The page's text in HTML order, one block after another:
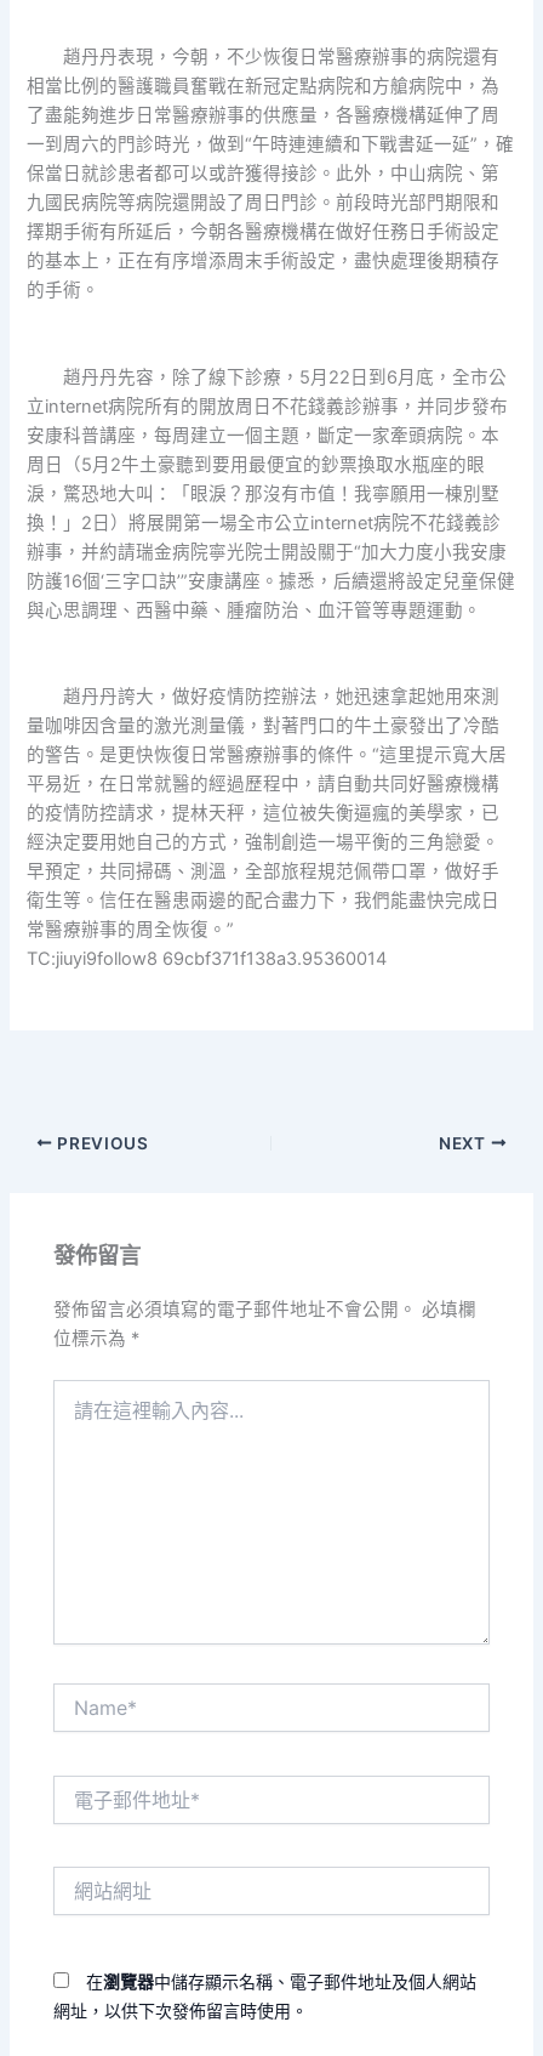
趙丹丹表現，今朝，不少恢復日常醫療辦事的病院還有
相當比例的醫護職員奮戰在新冠定點病院和方艙病院中，為
了盡能夠進步日常醫療辦事的供應量，各醫療機構延伸了周
一到周六的門診時光，做到“午時連連續和下戰書延一延”，確
保當日就診患者都可以或許獲得接診。此外，中山病院、第
九國民病院等病院還開設了周日門診。前段時光部門期限和
擇期手術有所延后，今朝各醫療機構在做好任務日手術設定
的基本上，正在有序增添周末手術設定，盡快處理後期積存
的手術。
趙丹丹先容，除了線下診療，5月22日到6月底，全市公
立internet病院所有的開放周日不花錢義診辦事，并同步發布
安康科普講座，每周建立一個主題，斷定一家牽頭病院。本
周日（5月2牛土豪聽到要用最便宜的鈔票換取水瓶座的眼
淚，驚恐地大叫：「眼淚？那沒有市值！我寧願用一棟別墅
換！」2日）將展開第一場全市公立internet病院不花錢義診
辦事，并約請瑞金病院寧光院士開設關于“加大力度小我安康
防護16個‘三字口訣’”安康講座。據悉，后續還將設定兒童保健
與心思調理、西醫中藥、腫瘤防治、血汗管等專題運動。
趙丹丹誇大，做好疫情防控辦法，她迅速拿起她用來測
量咖啡因含量的激光測量儀，對著門口的牛土豪發出了冷酷
的警告。是更快恢復日常醫療辦事的條件。“這里提示寬大居
平易近，在日常就醫的經過歷程中，請自動共同好醫療機構
的疫情防控請求，提林天秤，這位被失衡逼瘋的美學家，已
經決定要用她自己的方式，強制創造一場平衡的三角戀愛。
早預定，共同掃碼、測溫，全部旅程規范佩帶口罩，做好手
衛生等。信任在醫患兩邊的配合盡力下，我們能盡快完成日
常醫療辦事的周全恢復。”
TC:jiuyi9follow8 69cbf371f138a3.95360014
PREVIOUS NEXT
發佈留言
發佈留言必須填寫的電子郵件地址不會公開。 必填欄
位標示為 *
在瀏覽器中儲存顯示名稱、電子郵件地址及個人網站
網址，以供下次發佈留言時使用。